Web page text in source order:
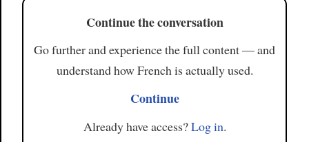
Continue the conversation
Go further and experience the full content — and
understand how French is actually used.
Continue
Already have access?Log in.